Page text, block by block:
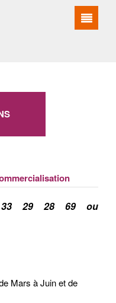
33 29 28 69 ou
Mars à Juin et de